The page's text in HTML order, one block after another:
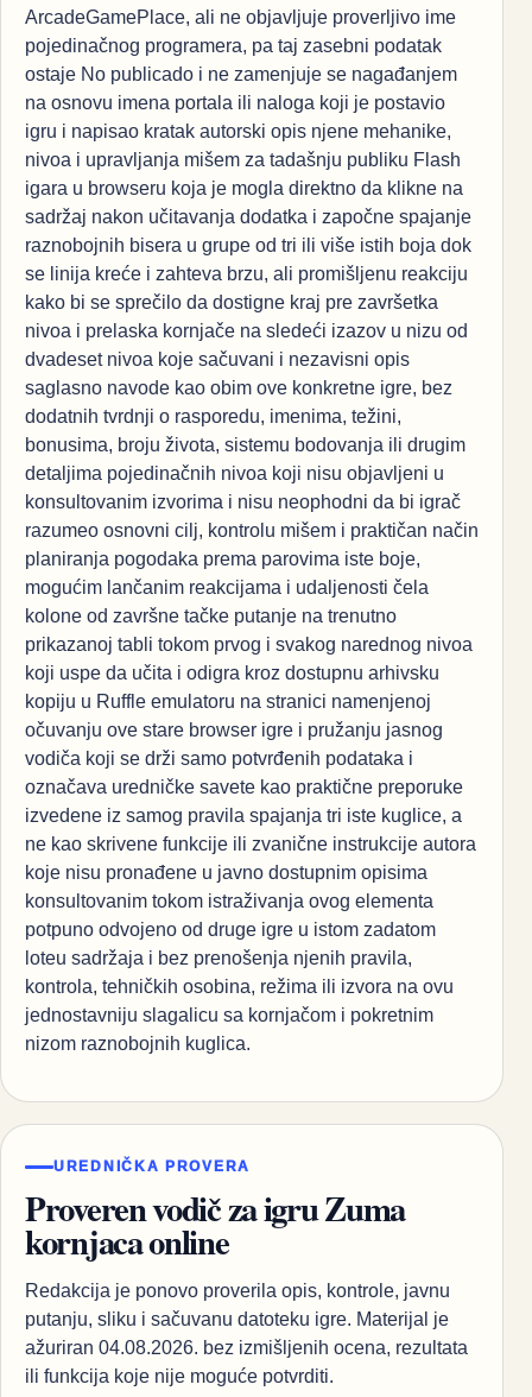
ArcadeGamePlace, ali ne objavljuje proverljivo ime
pojedinačnog programera, pa taj zasebni podatak
ostaje No publicado i ne zamenjuje se nagađanjem
na osnovu imena portala ili naloga koji je postavio
igru i napisao kratak autorski opis njene mehanike,
nivoa i upravljanja mišem za tadašnju publiku Flash
igara u browseru koja je mogla direktno da klikne na
sadržaj nakon učitavanja dodatka i započne spajanje
raznobojnih bisera u grupe od tri ili više istih boja dok
se linija kreće i zahteva brzu, ali promišljenu reakciju
kako bi se sprečilo da dostigne kraj pre završetka
nivoa i prelaska kornjače na sledeći izazov u nizu od
dvadeset nivoa koje sačuvani i nezavisni opis
saglasno navode kao obim ove konkretne igre, bez
dodatnih tvrdnji o rasporedu, imenima, težini,
bonusima, broju života, sistemu bodovanja ili drugim
detaljima pojedinačnih nivoa koji nisu objavljeni u
konsultovanim izvorima i nisu neophodni da bi igrač
razumeo osnovni cilj, kontrolu mišem i praktičan način
planiranja pogodaka prema parovima iste boje,
mogućim lančanim reakcijama i udaljenosti čela
kolone od završne tačke putanje na trenutno
prikazanoj tabli tokom prvog i svakog narednog nivoa
koji uspe da učita i odigra kroz dostupnu arhivsku
kopiju u Ruffle emulatoru na stranici namenjenoj
očuvanju ove stare browser igre i pružanju jasnog
vodiča koji se drži samo potvrđenih podataka i
označava uredničke savete kao praktične preporuke
izvedene iz samog pravila spajanja tri iste kuglice, a
ne kao skrivene funkcije ili zvanične instrukcije autora
koje nisu pronađene u javno dostupnim opisima
konsultovanim tokom istraživanja ovog elementa
potpuno odvojeno od druge igre u istom zadatom
loteu sadržaja i bez prenošenja njenih pravila,
kontrola, tehničkih osobina, režima ili izvora na ovu
jednostavniju slagalicu sa kornjačom i pokretnim
nizom raznobojnih kuglica.
UREDNIČKA PROVERA
Proveren vodič za igru Zuma
kornjaca online
Redakcija je ponovo proverila opis, kontrole, javnu
putanju, sliku i sačuvanu datoteku igre. Materijal je
ažuriran 04.08.2026. bez izmišljenih ocena, rezultata
ili funkcija koje nije moguće potvrditi.